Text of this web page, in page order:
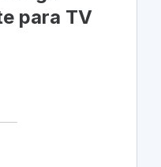
para TV